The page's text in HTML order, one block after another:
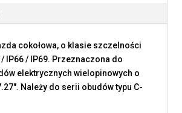
cokołowa, o klasie szczelności
IP66 / IP69. Przeznaczona do
elektrycznych wielopinowych o
Należy do serii obudów typu C-